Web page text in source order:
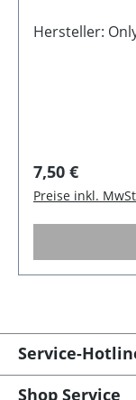
volle Pracht.
Hersteller:
Regulärer
7,50 €
Preise inkl.
Service-
Shop Service